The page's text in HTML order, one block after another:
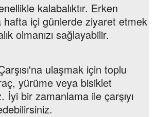
kalabalıktır. Erken
içi günlerde ziyaret etmek
olmanızı sağlayabilir.
ulaşmak için toplu
yürüme veya bisiklet
İyi bir zamanlama ile çarşıyı